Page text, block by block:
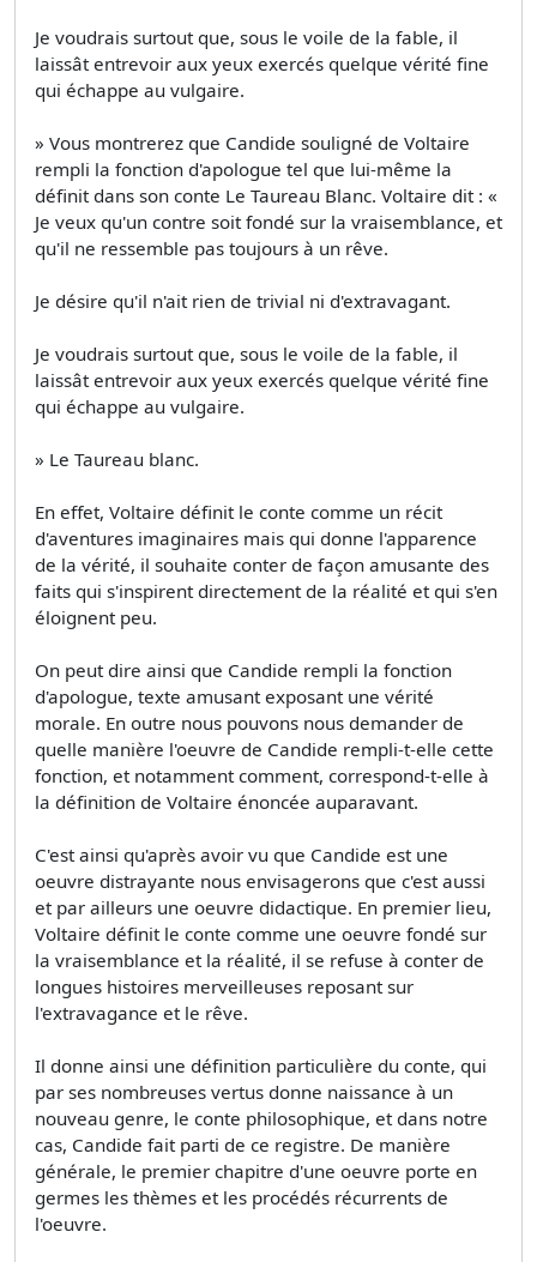
Je voudrais surtout que, sous le voile de la fable, il
laissât entrevoir aux yeux exercés quelque vérité fine
qui échappe au vulgaire.
» Vous montrerez que Candide souligné de Voltaire
rempli la fonction d'apologue tel que lui-même la
définit dans son conte Le Taureau Blanc. Voltaire dit : «
Je veux qu'un contre soit fondé sur la vraisemblance, et
qu'il ne ressemble pas toujours à un rêve.
Je désire qu'il n'ait rien de trivial ni d'extravagant.
Je voudrais surtout que, sous le voile de la fable, il
laissât entrevoir aux yeux exercés quelque vérité fine
qui échappe au vulgaire.
» Le Taureau blanc.
En effet, Voltaire définit le conte comme un récit
d'aventures imaginaires mais qui donne l'apparence
de la vérité, il souhaite conter de façon amusante des
faits qui s'inspirent directement de la réalité et qui s'en
éloignent peu.
On peut dire ainsi que Candide rempli la fonction
d'apologue, texte amusant exposant une vérité
morale. En outre nous pouvons nous demander de
quelle manière l'oeuvre de Candide rempli-t-elle cette
fonction, et notamment comment, correspond-t-elle à
la définition de Voltaire énoncée auparavant.
C'est ainsi qu'après avoir vu que Candide est une
oeuvre distrayante nous envisagerons que c'est aussi
et par ailleurs une oeuvre didactique. En premier lieu,
Voltaire définit le conte comme une oeuvre fondé sur
la vraisemblance et la réalité, il se refuse à conter de
longues histoires merveilleuses reposant sur
l'extravagance et le rêve.
Il donne ainsi une définition particulière du conte, qui
par ses nombreuses vertus donne naissance à un
nouveau genre, le conte philosophique, et dans notre
cas, Candide fait parti de ce registre. De manière
générale, le premier chapitre d'une oeuvre porte en
germes les thèmes et les procédés récurrents de
l'oeuvre.